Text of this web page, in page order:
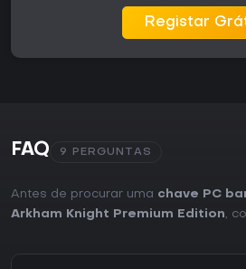
Registar
FAQ 9 PERGUNTAS
Antes de procurar uma chave PC
Arkham Knight Premium Edition,